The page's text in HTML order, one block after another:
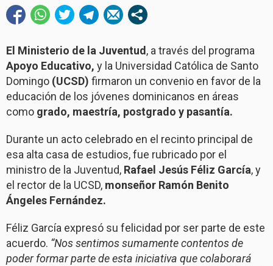
El Ministerio de la Juventud, a través del programa
Apoyo Educativo, y la Universidad Católica de Santo
Domingo (UCSD) firmaron un convenio en favor de la
educación de los jóvenes dominicanos en áreas
como grado, maestría, postgrado y pasantía.
Durante un acto celebrado en el recinto principal de
esa alta casa de estudios, fue rubricado por el
ministro de la Juventud, Rafael Jesús Féliz García, y
el rector de la UCSD, monseñor Ramón Benito
Ángeles Fernández.
Féliz García expresó su felicidad por ser parte de este
acuerdo. “Nos sentimos sumamente contentos de
poder formar parte de esta iniciativa que colaborará